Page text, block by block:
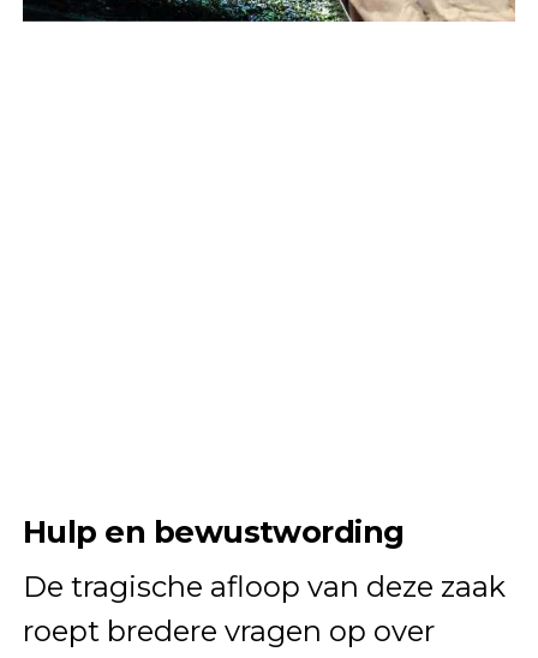
Hulp en bewustwording
De tragische afloop van deze zaak
roept bredere vragen op over